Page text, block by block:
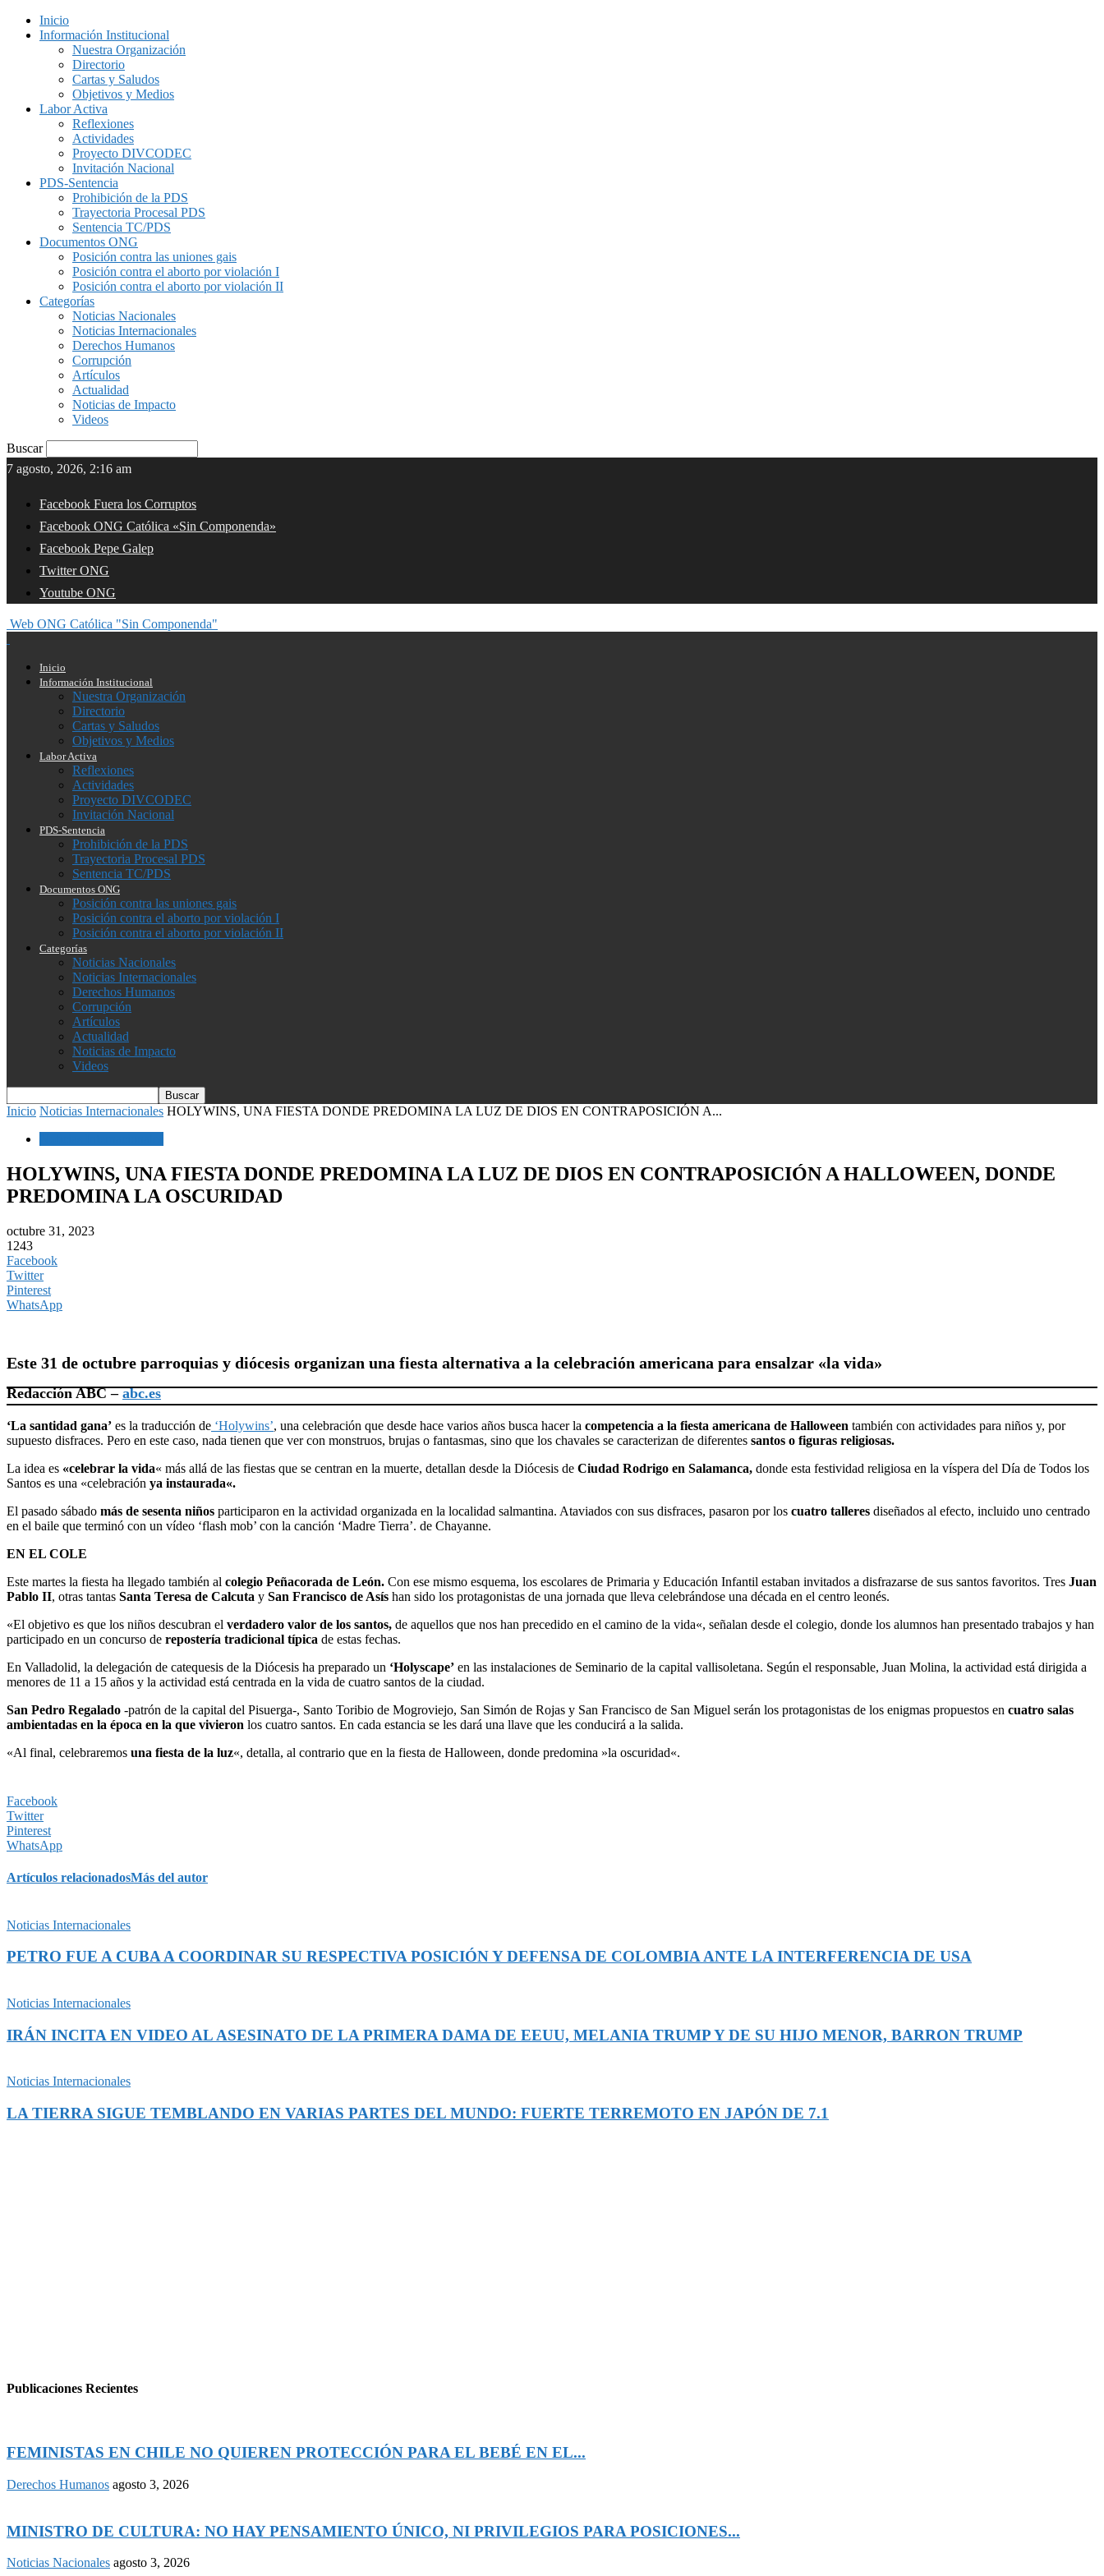
Inicio
Información Institucional
Nuestra Organización
Directorio
Cartas y Saludos
Objetivos y Medios
Labor Activa
Reflexiones
Actividades
Proyecto DIVCODEC
Invitación Nacional
PDS-Sentencia
Prohibición de la PDS
Trayectoria Procesal PDS
Sentencia TC/PDS
Documentos ONG
Posición contra las uniones gais
Posición contra el aborto por violación I
Posición contra el aborto por violación II
Categorías
Noticias Nacionales
Noticias Internacionales
Derechos Humanos
Corrupción
Artículos
Actualidad
Noticias de Impacto
Videos
Buscar
7 agosto, 2026, 2:16 am
Facebook Fuera los Corruptos
Facebook ONG Católica «Sin Componenda»
Facebook Pepe Galep
Twitter ONG
Youtube ONG
Web ONG Católica "Sin Componenda"
Inicio
Información Institucional
Nuestra Organización
Directorio
Cartas y Saludos
Objetivos y Medios
Labor Activa
Reflexiones
Actividades
Proyecto DIVCODEC
Invitación Nacional
PDS-Sentencia
Prohibición de la PDS
Trayectoria Procesal PDS
Sentencia TC/PDS
Documentos ONG
Posición contra las uniones gais
Posición contra el aborto por violación I
Posición contra el aborto por violación II
Categorías
Noticias Nacionales
Noticias Internacionales
Derechos Humanos
Corrupción
Artículos
Actualidad
Noticias de Impacto
Videos
Inicio Noticias Internacionales HOLYWINS, UNA FIESTA DONDE PREDOMINA LA LUZ DE DIOS EN CONTRAPOSICIÓN A...
HOLYWINS, UNA FIESTA DONDE PREDOMINA LA LUZ DE DIOS EN CONTRAPOSICIÓN A HALLOWEEN, DONDE
PREDOMINA LA OSCURIDAD
octubre 31, 2023
1243
Facebook
Twitter
Pinterest
WhatsApp
Este 31 de octubre parroquias y diócesis organizan una fiesta alternativa a la celebración americana para ensalzar «la vida»
Redacción ABC –abc.es
‘La santidad gana’ es la traducción de ‘Holywins’, una celebración que desde hace varios años busca hacer la competencia a la fiesta americana de Halloween también con actividades para niños y, por
supuesto disfraces. Pero en este caso, nada tienen que ver con monstruos, brujas o fantasmas, sino que los chavales se caracterizan de diferentes santos o figuras religiosas.
La idea es «celebrar la vida« más allá de las fiestas que se centran en la muerte, detallan desde la Diócesis de Ciudad Rodrigo en Salamanca, donde esta festividad religiosa en la víspera del Día de Todos los
Santos es una «celebración ya instaurada«.
El pasado sábado más de sesenta niños participaron en la actividad organizada en la localidad salmantina. Ataviados con sus disfraces, pasaron por los cuatro talleres diseñados al efecto, incluido uno centrado
en el baile que terminó con un vídeo ‘flash mob’ con la canción ‘Madre Tierra’. de Chayanne.
EN EL COLE
Este martes la fiesta ha llegado también al colegio Peñacorada de León. Con ese mismo esquema, los escolares de Primaria y Educación Infantil estaban invitados a disfrazarse de sus santos favoritos. Tres Juan
Pablo II, otras tantas Santa Teresa de Calcuta y San Francisco de Asís han sido los protagonistas de una jornada que lleva celebrándose una década en el centro leonés.
«El objetivo es que los niños descubran el verdadero valor de los santos, de aquellos que nos han precedido en el camino de la vida«, señalan desde el colegio, donde los alumnos han presentado trabajos y han
participado en un concurso de repostería tradicional típica de estas fechas.
En Valladolid, la delegación de catequesis de la Diócesis ha preparado un ‘Holyscape’ en las instalaciones de Seminario de la capital vallisoletana. Según el responsable, Juan Molina, la actividad está dirigida a
menores de 11 a 15 años y la actividad está centrada en la vida de cuatro santos de la ciudad.
San Pedro Regalado -patrón de la capital del Pisuerga-, Santo Toribio de Mogroviejo, San Simón de Rojas y San Francisco de San Miguel serán los protagonistas de los enigmas propuestos en cuatro salas
ambientadas en la época en la que vivieron los cuatro santos. En cada estancia se les dará una llave que les conducirá a la salida.
«Al final, celebraremos una fiesta de la luz«, detalla, al contrario que en la fiesta de Halloween, donde predomina »la oscuridad«.
Facebook
Twitter
Pinterest
WhatsApp
Artículos relacionadosMás del autor
Noticias Internacionales
PETRO FUE A CUBA A COORDINAR SU RESPECTIVA POSICIÓN Y DEFENSA DE COLOMBIA ANTE LA INTERFERENCIA DE USA
Noticias Internacionales
IRÁN INCITA EN VIDEO AL ASESINATO DE LA PRIMERA DAMA DE EEUU, MELANIA TRUMP Y DE SU HIJO MENOR, BARRON TRUMP
Noticias Internacionales
LA TIERRA SIGUE TEMBLANDO EN VARIAS PARTES DEL MUNDO: FUERTE TERREMOTO EN JAPÓN DE 7.1
Publicaciones Recientes
FEMINISTAS EN CHILE NO QUIEREN PROTECCIÓN PARA EL BEBÉ EN EL...
Derechos Humanos agosto 3, 2026
MINISTRO DE CULTURA: NO HAY PENSAMIENTO ÚNICO, NI PRIVILEGIOS PARA POSICIONES...
Noticias Nacionales agosto 3, 2026